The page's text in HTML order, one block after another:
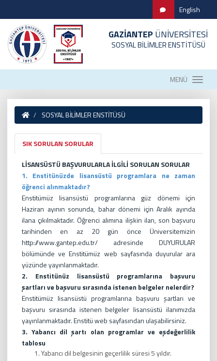
English
GAZİANTEP ÜNİVERSİTESİ
SOSYAL BİLİMLER ENSTİTÜSÜ
MENÜ
SOSYAL BİLİMLER ENSTİTÜSÜ
SIK SORULAN SORULAR
LİSANSÜSTÜ BAŞVURULARLA İLGİLİ SORULAN SORULAR
1. Enstitünüzde lisansüstü programlara ne zaman
öğrenci alınmaktadır?
Enstitümüz lisansüstü programlarına güz dönemi için
Haziran ayının sonunda, bahar dönemi için Aralık ayında
ilana çıkılmaktadır. Öğrenci alımına ilişkin ilan, son başvuru
tarihinden en az 20 gün önce Üniversitemizin
http://www.gantep.edu.tr/ adresinde DUYURULAR
bölümünde ve Enstitümüz web sayfasında duyurular ara
yüzünde yayınlanmaktadır.
2. Enstitünüz lisansüstü programlarına başvuru
şartları ve başvuru sırasında istenen belgeler nelerdir?
Enstitümüz lisansüstü programlarına başvuru şartları ve
başvuru sırasında istenen belgeler lisansüstü ilanımızda
yayınlanmaktadır. Enstitü web sayfasından ulaşabilirsiniz.
3. Yabancı dil şartı olan programlar ve eşdeğerlilik
tablosu
Yabancı dil belgesinin geçerlilik süresi 5 yıldır.